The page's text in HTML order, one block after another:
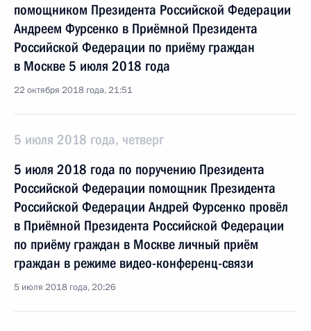
помощником Президента Российской Федерации
Андреем Фурсенко в Приёмной Президента
Российской Федерации по приёму граждан
в Москве 5 июля 2018 года
22 октября 2018 года, 21:51
5 июля 2018 года, четверг
5 июля 2018 года по поручению Президента
Российской Федерации помощник Президента
Российской Федерации Андрей Фурсенко провёл
в Приёмной Президента Российской Федерации
по приёму граждан в Москве личный приём
граждан в режиме видео-конференц-связи
5 июля 2018 года, 20:26